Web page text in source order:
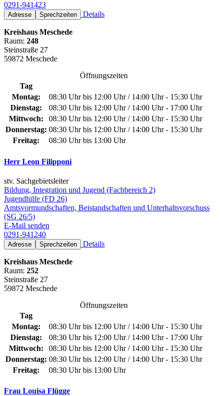
0291-941423
Adresse Sprechzeiten Details
Kreishaus Meschede
Raum: 248
Steinstraße 27
59872 Meschede
Öffnungszeiten
Tag
Montag:
08:30 Uhr bis 12:00 Uhr / 14:00 Uhr - 15:30 Uhr
Dienstag:
08:30 Uhr bis 12:00 Uhr / 14:00 Uhr - 17:00 Uhr
Mittwoch:
08:30 Uhr bis 12:00 Uhr / 14:00 Uhr - 15:30 Uhr
Donnerstag: 08:30 Uhr bis 12:00 Uhr / 14:00 Uhr - 15:30 Uhr
Freitag:
08:30 Uhr bis 13:00 Uhr
Herr Leon Filipponi
stv. Sachgebietsleiter
Bildung, Integration und Jugend (Fachbereich 2)
Jugendhilfe (FD 26)
Amtsvormundschaften, Beistandschaften und Unterhaltsvorschuss
(SG 26/5)
E-Mail senden
0291-941240
Adresse Sprechzeiten Details
Kreishaus Meschede
Raum: 252
Steinstraße 27
59872 Meschede
Öffnungszeiten
Tag
Montag:
08:30 Uhr bis 12:00 Uhr / 14:00 Uhr - 15:30 Uhr
Dienstag:
08:30 Uhr bis 12:00 Uhr / 14:00 Uhr - 17:00 Uhr
Mittwoch:
08:30 Uhr bis 12:00 Uhr / 14:00 Uhr - 15:30 Uhr
Donnerstag: 08:30 Uhr bis 12:00 Uhr / 14:00 Uhr - 15:30 Uhr
Freitag:
08:30 Uhr bis 13:00 Uhr
Frau Louisa Flügge